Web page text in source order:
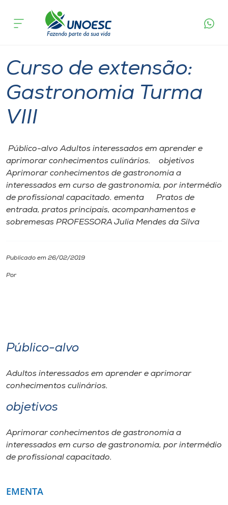
Cursos
Pesquisa
Atendimento ao Estudante
Portal de Ensino
A
Internacionalização
CPA
Biblioteca
Editora
Rádio
Museu
Unoesc
acontece
Curso de extensão:
Gastronomia Turma
VIII
​ Público-alvo Adultos interessados em aprender e
aprimorar conhecimentos culinários. objetivos
Aprimorar conhecimentos de gastronomia a
interessados em curso de gastronomia, por intermédio
de profissional capacitado. ementa Pratos de
entrada, pratos principais, acompanhamentos e
sobremesas PROFESSORA Julia Mendes da Silva
Publicado em 26/02/2019
Por
Público-alvo
Adultos interessados em aprender e aprimorar
conhecimentos culinários.
objetivos
Aprimorar conhecimentos de gastronomia a
interessados em curso de gastronomia, por intermédio
de profissional capacitado.
EMENTA